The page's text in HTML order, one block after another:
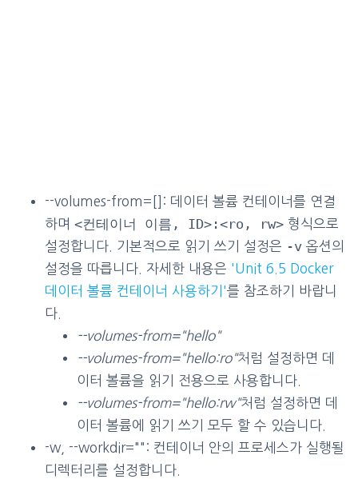
--volumes-from=[]: 데이터 볼륨 컨테이너를 연결
하며 <컨테이너 이름, ID>:<ro, rw> 형식으로
설정합니다. 기본적으로 읽기 쓰기 설정은 -v 옵션의
설정을 따릅니다. 자세한 내용은 'Unit 6.5 Docker
데이터 볼륨 컨테이너 사용하기'를 참조하기 바랍니
다.
--volumes-from="hello"
--volumes-from="hello:ro"처럼 설정하면 데
이터 볼륨을 읽기 전용으로 사용합니다.
--volumes-from="hello:rw"처럼 설정하면 데
이터 볼륨에 읽기 쓰기 모두 할 수 있습니다.
-w, --workdir="": 컨테이너 안의 프로세스가 실행될
디렉터리를 설정합니다.